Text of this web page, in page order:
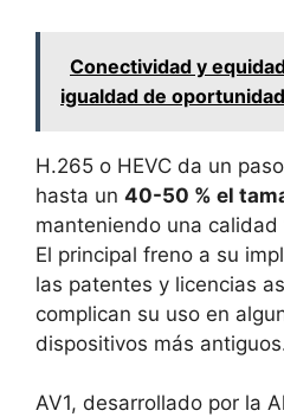
Conectividad y
igualdad de
H.265 o HEVC da un
hasta un 40-50 % el
manteniendo una
El principal freno a su
las patentes y licencias
complican su uso en
dispositivos más
AV1, desarrollado por la